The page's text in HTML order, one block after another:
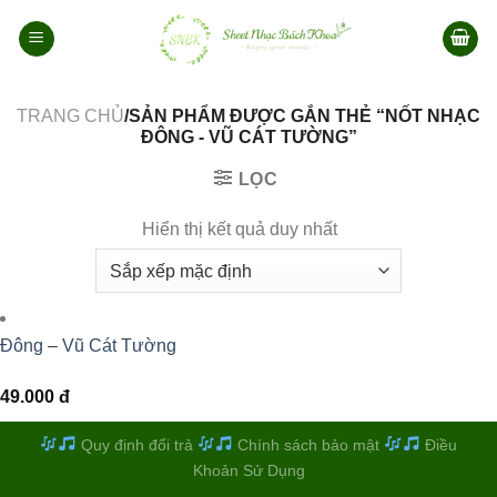
qua
TRANG CHỦ/SẢN PHẨM ĐƯỢC GẮN THẺ “NỐT NHẠC
ĐÔNG - VŨ CÁT TƯỜNG”
LỌC
Hiển thị kết quả duy nhất
Đông – Vũ Cát Tường
49.000 đ
Quy định đổi trả Chính sách bảo mật
Điều
Khoản Sử Dụng